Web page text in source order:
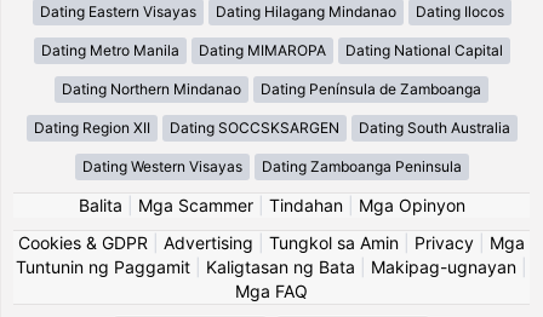
Dating Eastern Visayas Dating Hilagang Mindanao Dating Ilocos
Dating Metro Manila Dating MIMAROPA Dating National Capital
Dating Northern Mindanao Dating Península de Zamboanga
Dating Region XII Dating SOCCSKSARGEN Dating South Australia
Dating Western Visayas Dating Zamboanga Peninsula
Balita Mga Scammer| Tindahan| Mga Opinyon
Cookies & GDPR
Advertising Tungkol sa Amin Privacy
Mga
Tuntunin ng Paggamit
Kaligtasan ng Bata Makipag-ugnayan
Mga FAQ